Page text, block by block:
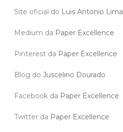
Site oficial do Luis Antonio Lima
Medium da Paper Excellence
Pinterest da Paper Excellence
Blog do Juscelino Dourado
Facebook da Paper Excellence
Twitter da Paper Excellence